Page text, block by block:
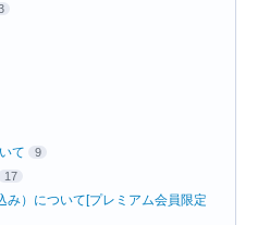
て 9
17
み）について[プレミアム会員限定